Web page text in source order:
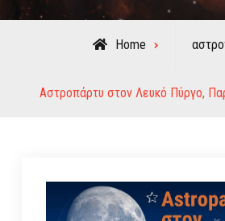
Home
Αστροπάρτυ στον Λευκό Πύργο,